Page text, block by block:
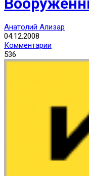
Анатолий Ализар
04.12.2008
Комментарии
536